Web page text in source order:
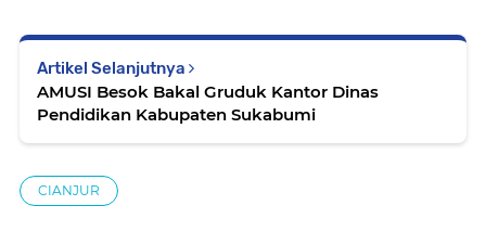
Artikel Selanjutnya
AMUSI Besok Bakal Gruduk Kantor Dinas
Pendidikan Kabupaten Sukabumi
CIANJUR